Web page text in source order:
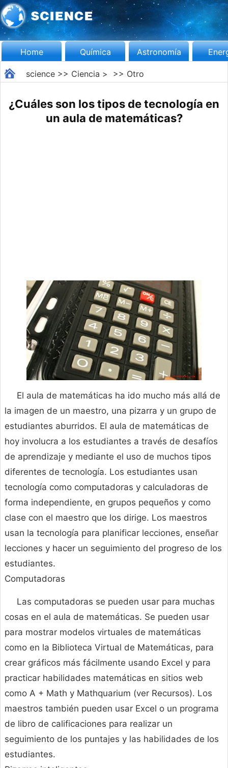
Home Química Astronomía
science>> Ciencia > >> Otro
¿Cuáles son los tipos de tecnología en
un aula de matemáticas?
El aula de matemáticas ha ido mucho más allá de
la imagen de un maestro, una pizarra y un grupo de
estudiantes aburridos. El aula de matemáticas de
hoy involucra a los estudiantes a través de desafíos
de aprendizaje y mediante el uso de muchos tipos
diferentes de tecnología. Los estudiantes usan
tecnología como computadoras y calculadoras de
forma independiente, en grupos pequeños y como
clase con el maestro que los dirige. Los maestros
usan la tecnología para planificar lecciones, enseñar
lecciones y hacer un seguimiento del progreso de los
estudiantes.
Computadoras
Las computadoras se pueden usar para muchas
cosas en el aula de matemáticas. Se pueden usar
para mostrar modelos virtuales de matemáticas
como en la Biblioteca Virtual de Matemáticas, para
crear gráficos más fácilmente usando Excel y para
practicar habilidades matemáticas en sitios web
como A + Math y Mathquarium (ver Recursos). Los
maestros también pueden usar Excel o un programa
de libro de calificaciones para realizar un
seguimiento de los puntajes y las habilidades de los
estudiantes.